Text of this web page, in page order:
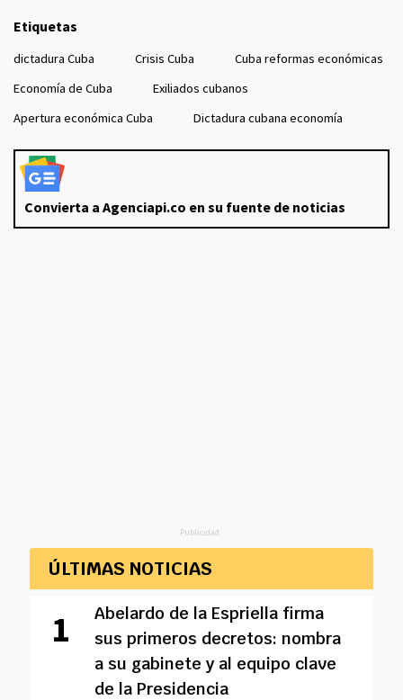
Etiquetas
dictadura Cuba Crisis Cuba
Cuba reformas económicas
Economía de Cuba
Exiliados cubanos
Apertura económica Cuba
Dictadura cubana economía
Convierta a Agenciapi.co en su fuente de noticias
Publicidad
ÚLTIMAS NOTICIAS
Abelardo de la Espriella firma
sus primeros decretos: nombra
a su gabinete y al equipo clave
de la Presidencia